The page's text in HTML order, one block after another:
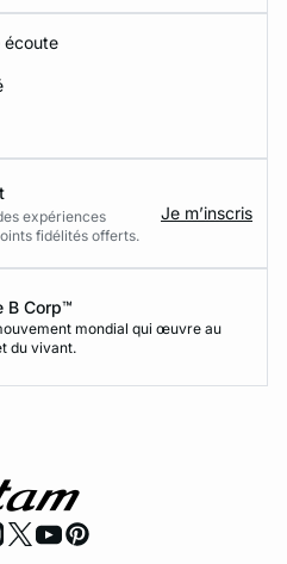
écoute
expériences
fidélités offerts.
Je m’inscris
B Corp™
mondial qui œuvre au
du vivant.